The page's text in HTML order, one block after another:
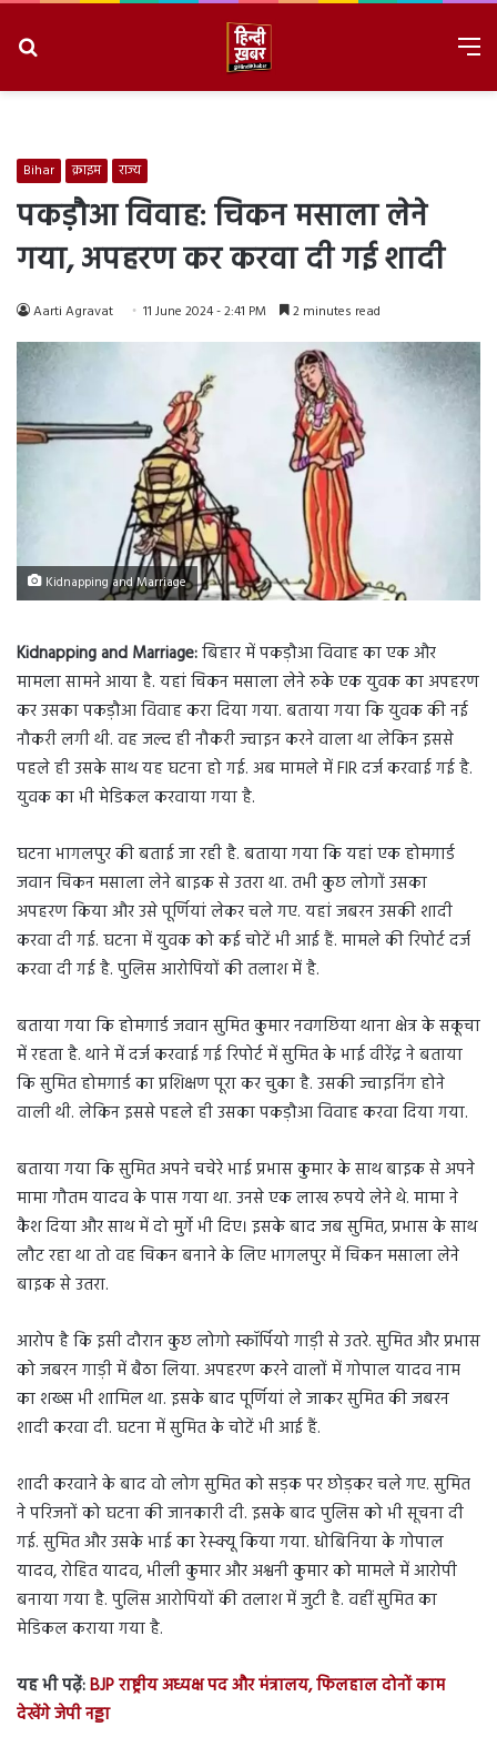
Bihar क्राइम राज्य
पकड़ौआ विवाह: चिकन मसाला लेने
गया, अपहरण कर करवा दी गई शादी
Aarti Agravat 11 June 2024 - 2:41 PM 2 minutes read
Kidnapping and Marriage
Kidnapping and Marriage:बिहार में पकड़ौआ विवाह का एक और
मामला सामने आया है. यहां चिकन मसाला लेने रुके एक युवक का अपहरण
कर उसका पकड़ौआ विवाह करा दिया गया. बताया गया कि युवक की नई
नौकरी लगी थी. वह जल्द ही नौकरी ज्वाइन करने वाला था लेकिन इससे
पहले ही उसके साथ यह घटना हो गई. अब मामले में FIR दर्ज करवाई गई है.
युवक का भी मेडिकल करवाया गया है.
घटना भागलपुर की बताई जा रही है. बताया गया कि यहां एक होमगार्ड
जवान चिकन मसाला लेने बाइक से उतरा था. तभी कुछ लोगों उसका
अपहरण किया और उसे पूर्णियां लेकर चले गए. यहां जबरन उसकी शादी
करवा दी गई. घटना में युवक को कई चोटें भी आई हैं. मामले की रिपोर्ट दर्ज
करवा दी गई है. पुलिस आरोपियों की तलाश में है.
बताया गया कि होमगार्ड जवान सुमित कुमार नवगछिया थाना क्षेत्र के सकूचा
में रहता है. थाने में दर्ज करवाई गई रिपोर्ट में सुमित के भाई वीरेंद्र ने बताया
कि सुमित होमगार्ड का प्रशिक्षण पूरा कर चुका है. उसकी ज्वाइनिंग होने
वाली थी. लेकिन इससे पहले ही उसका पकड़ौआ विवाह करवा दिया गया.
बताया गया कि सुमित अपने चचेरे भाई प्रभास कुमार के साथ बाइक से अपने
मामा गौतम यादव के पास गया था. उनसे एक लाख रुपये लेने थे. मामा ने
कैश दिया और साथ में दो मुर्गे भी दिए। इसके बाद जब सुमित, प्रभास के साथ
लौट रहा था तो वह चिकन बनाने के लिए भागलपुर में चिकन मसाला लेने
बाइक से उतरा.
आरोप है कि इसी दौरान कुछ लोगो स्कॉर्पियो गाड़ी से उतरे. सुमित और प्रभास
को जबरन गाड़ी में बैठा लिया. अपहरण करने वालों में गोपाल यादव नाम
का शख्स भी शामिल था. इसके बाद पूर्णियां ले जाकर सुमित की जबरन
शादी करवा दी. घटना में सुमित के चोटें भी आई हैं.
शादी करवाने के बाद वो लोग सुमित को सड़क पर छोड़कर चले गए. सुमित
ने परिजनों को घटना की जानकारी दी. इसके बाद पुलिस को भी सूचना दी
गई. सुमित और उसके भाई का रेस्क्यू किया गया. धोबिनिया के गोपाल
यादव, रोहित यादव, भीली कुमार और अश्वनी कुमार को मामले में आरोपी
बनाया गया है. पुलिस आरोपियों की तलाश में जुटी है. वहीं सुमित का
मेडिकल कराया गया है.
यह भी पढ़ें:BJP राष्ट्रीय अध्यक्ष पद और मंत्रालय, फिलहाल दोनों काम
देखेंगे जेपी नड्डा